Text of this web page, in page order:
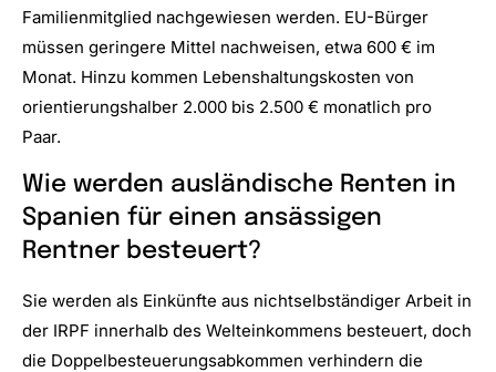
Familienmitglied nachgewiesen werden. EU-Bürger
müssen geringere Mittel nachweisen, etwa 600 € im
Monat. Hinzu kommen Lebenshaltungskosten von
orientierungshalber 2.000 bis 2.500 € monatlich pro
Paar.
Wie werden ausländische Renten in
Spanien für einen ansässigen
Rentner besteuert?
Sie werden als Einkünfte aus nichtselbständiger Arbeit in
der IRPF innerhalb des Welteinkommens besteuert, doch
die Doppelbesteuerungsabkommen verhindern die